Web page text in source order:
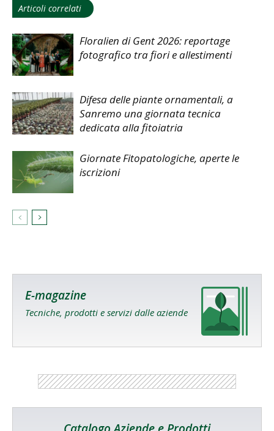
Articoli correlati
Floralien di Gent 2026: reportage
fotografico tra fiori e allestimenti
Difesa delle piante ornamentali, a
Sanremo una giornata tecnica
dedicata alla fitoiatria
Giornate Fitopatologiche, aperte le
iscrizioni
E-magazine
Tecniche, prodotti e servizi dalle aziende